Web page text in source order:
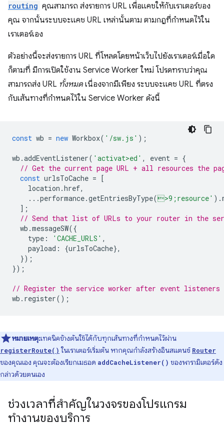
routing คุณสามารถ ส่งรายการ URL เพื่อแคชให้กับเราเตอร์ของ
คุณ จากนั้นระบบจะแคช URL เหล่านั้นตาม ตามกฎที่กำหนดไว้ใน
เราเตอร์เอง
ตัวอย่างนี้จะส่งรายการ URL ที่โหลดโดยหน้าเว็บไปยังเราเตอร์เมื่อใด
ก็ตามที่ มีการเปิดใช้งาน Service Worker ใหม่ โปรดทราบว่าคุณ
สามารถส่ง URL ทั้งหมด เนื่องจากมีเพียง ระบบจะแคช URL ที่ตรง
กับเส้นทางที่กำหนดไว้ใน Service Worker ดังนี้
const wb = new Workbox( '/sw.js' );
wb .addEventListener( 'activat>ed' , event = {
// Get the current page URL + all resources the
const urlsToCache = [
location .href,
...performance.getEntriesByType(>9;resource' ).
];
// Send that list of URLs to your router in the
wb .messageSW({
type : 'CACHE_URLS' ,
payload : {urlsToCache},
});
});
// Register the service worker after event listeners
wb . register();
หมายเหตุ:เทคนิคข้างต้นใช้ได้กับทุกเส้นทางที่กำหนดไว้ผ่าน
registerRoute() ในเราเตอร์เริ่มต้น หากคุณกำลังสร้างอินสแตนซ์ Router
ของคุณเอง คุณจะต้องเรียกเมธอด addCacheListener() ของพารามิเตอร์ดัง
กล่าวด้วยตนเอง
ช่วงเวลาที่สำคัญในวงจรของโปรแกรม
ทำงานของบริการ